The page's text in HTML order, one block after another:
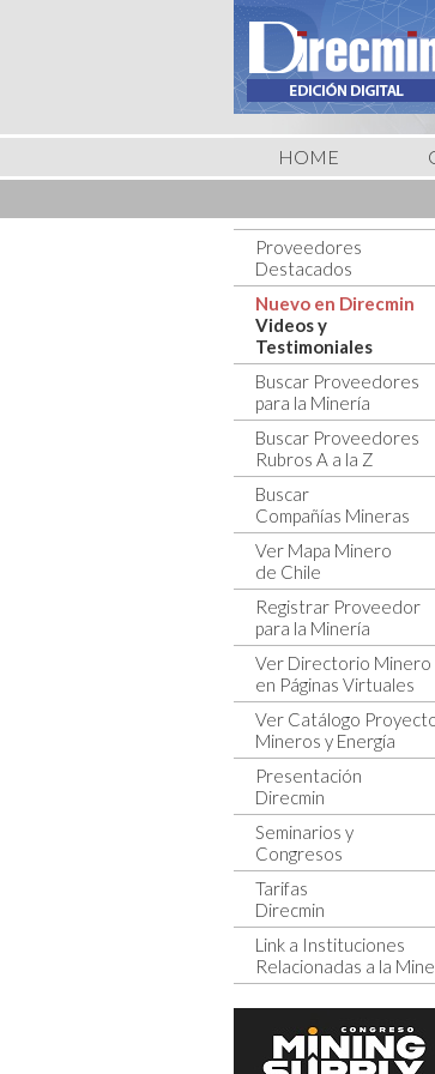
HOME
Proveedores
Destacados
Nuevo en Direcmin
Videos y
Testimoniales
Buscar Proveedores
para la Minería
Buscar Proveedores
Rubros A a la Z
Buscar
Compañías Mineras
Ver Mapa Minero
de Chile
Registrar Proveedor
para la Minería
Ver Directorio Minero
en Páginas Virtuales
Ver Catálogo
Mineros y Energía
Presentación
Direcmin
Seminarios y
Congresos
Tarifas
Direcmin
Link a Instituciones
Relacionadas a la